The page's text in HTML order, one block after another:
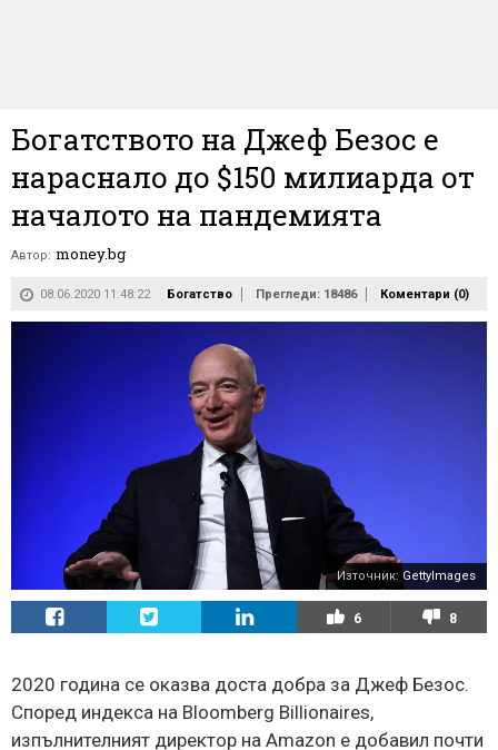
Богатството на Джеф Безос е
нараснало до $150 милиарда от
началото на пандемията
Автор: money.bg
08.06.2020 11:48:22 Богатство Прегледи: 18486 Коментари (0)
Източник: GettyImages
6 8
2020 година се оказва доста добра за Джеф Безос.
Според индекса на Bloomberg Billionaires,
изпълнителният директор на Amazon е добавил почти